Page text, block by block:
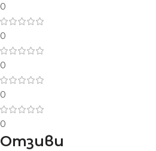
0
0
0
0
0
Отзиви